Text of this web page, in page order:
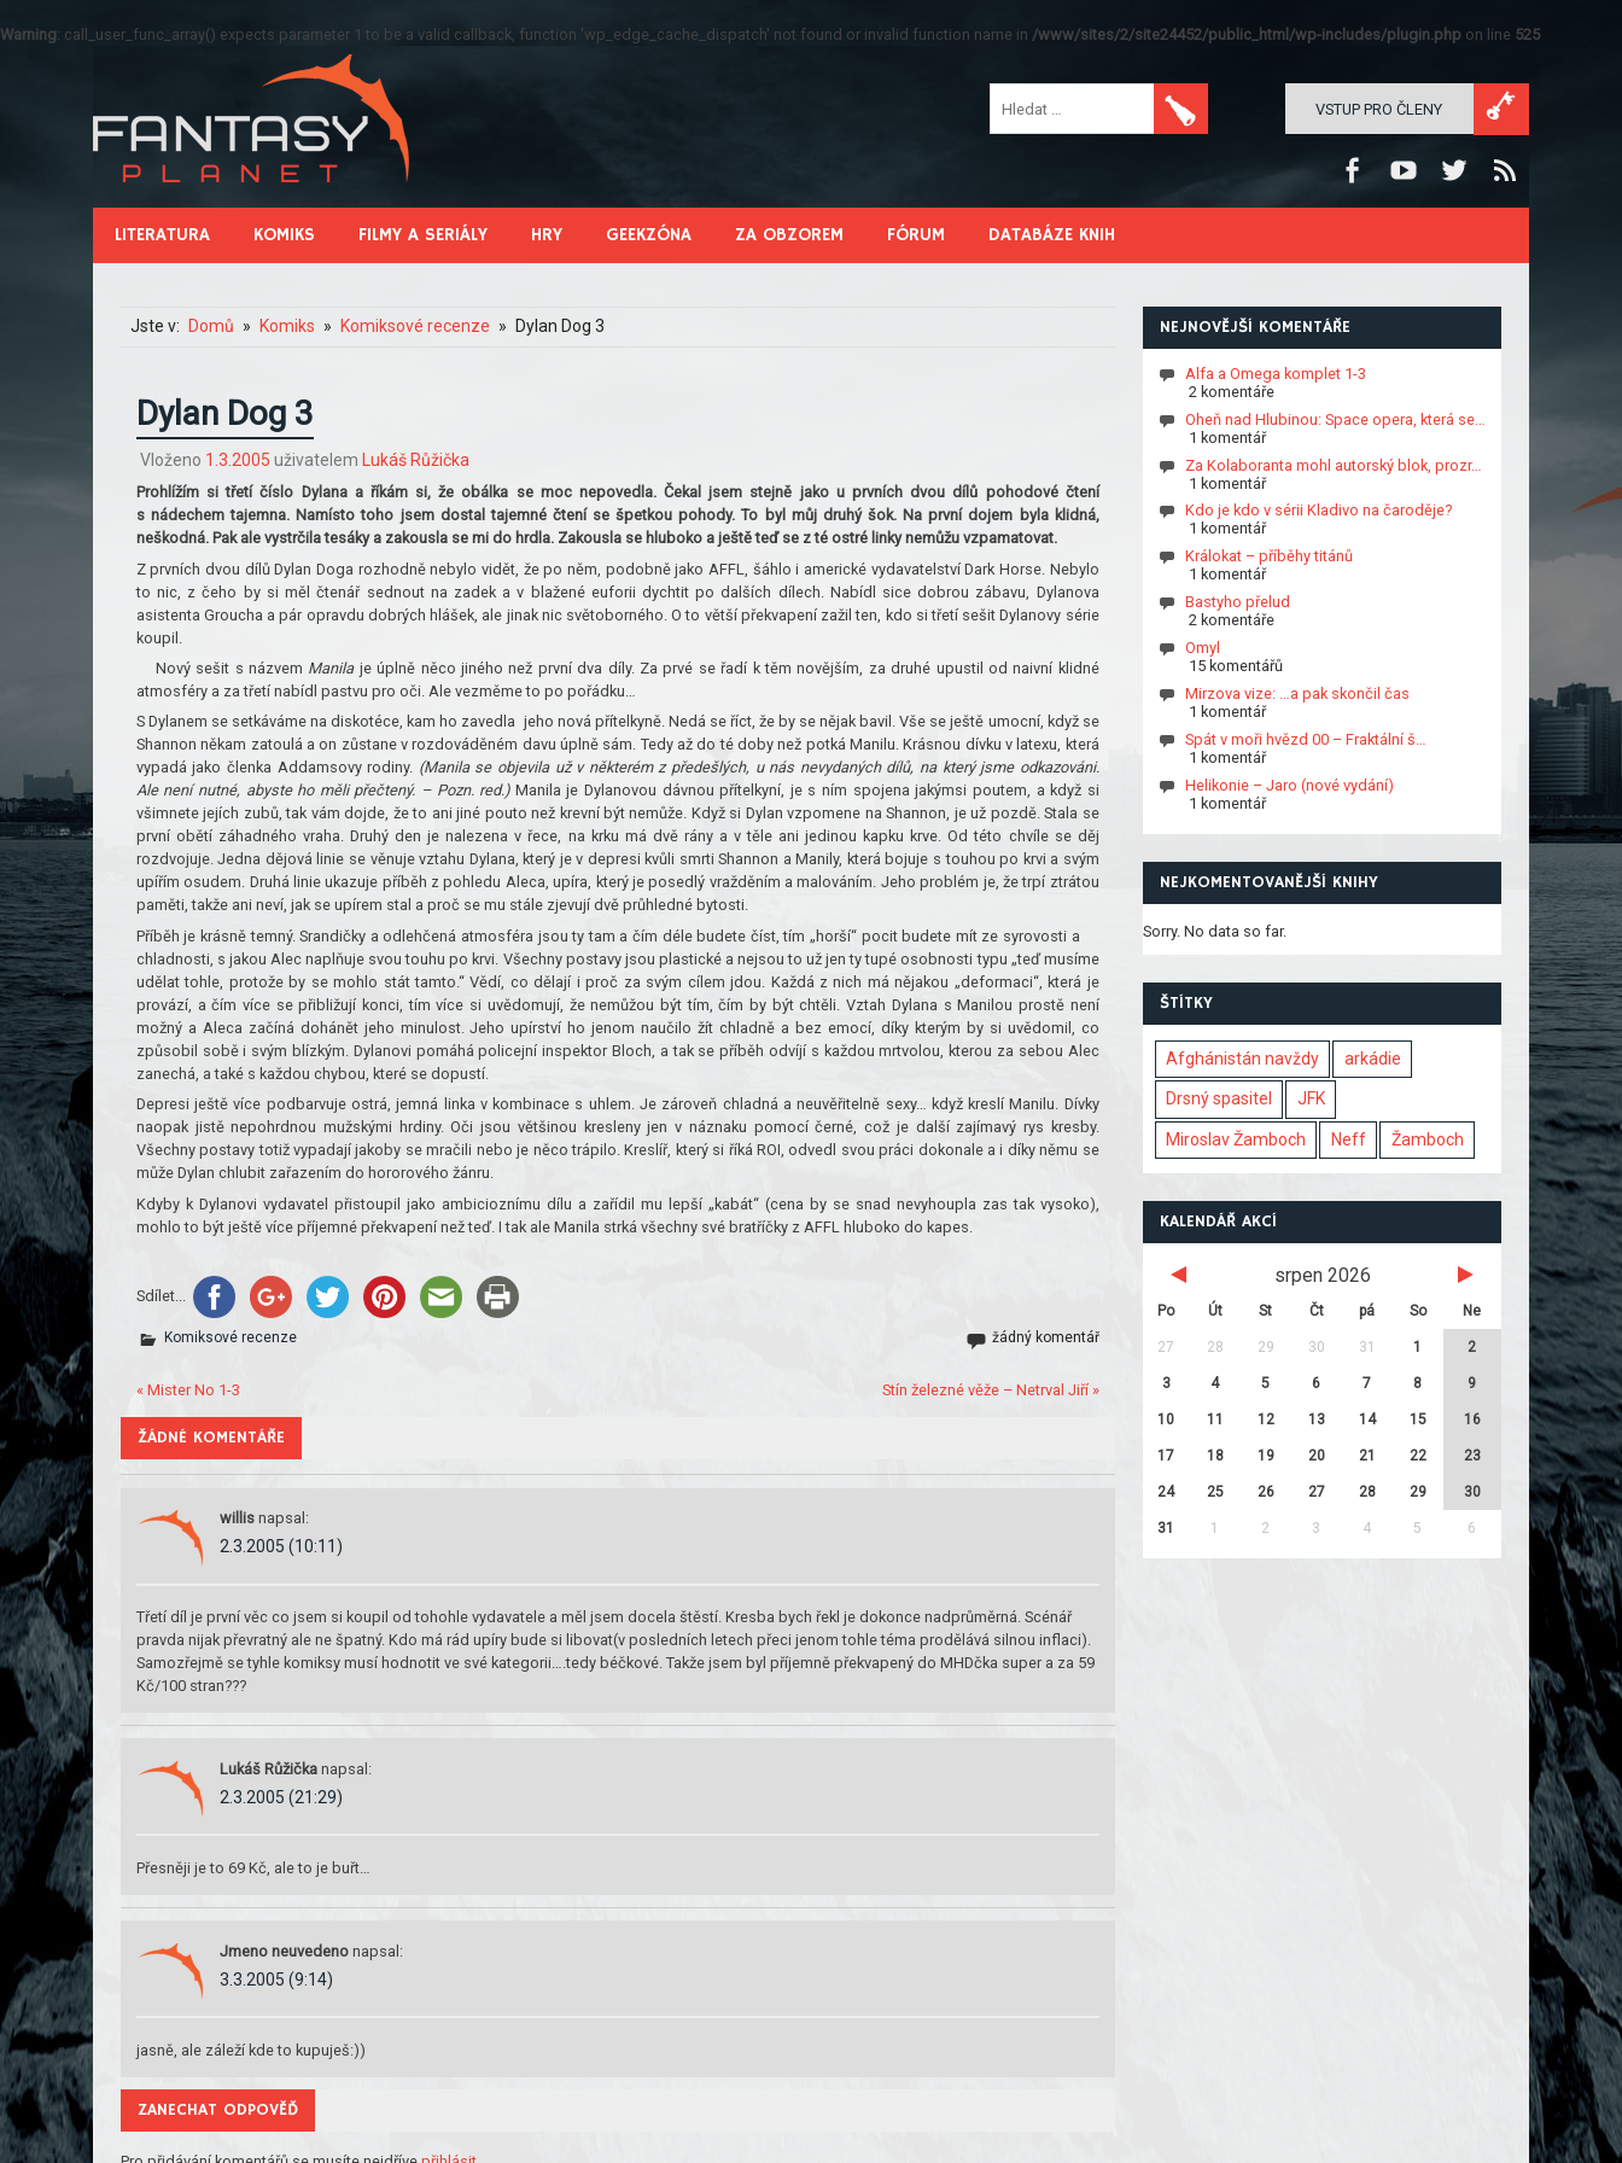
Warning: call_user_func_array() expects parameter 1 to be a valid callback, function 'wp_edge_cache_dispatch' not found or invalid function name in /www/sites/2/site24452/public_html/wp-includes/plugin.php on line 525
VSTUP PRO ČLENY
LITERATURA KOMIKS FILMY A SERIÁLY HRY GEEKZÓNA ZA OBZOREM FÓRUM DATABÁZE KNIH
Jste v: Domů Komiks Komiksové recenze Dylan Dog 3
Dylan Dog 3
Vloženo 1.3.2005 uživatelem Lukáš Růžička
Prohlížím si třetí číslo Dylana a říkám si, že obálka se moc nepovedla. Čekal jsem stejně jako u prvních dvou dílů pohodové čtení
s nádechem tajemna. Namísto toho jsem dostal tajemné čtení se špetkou pohody. To byl můj druhý šok. Na první dojem byla klidná,
neškodná. Pak ale vystrčila tesáky a zakousla se mi do hrdla. Zakousla se hluboko a ještě teď se z té ostré linky nemůžu vzpamatovat.
Z prvních dvou dílů Dylan Doga rozhodně nebylo vidět, že po něm, podobně jako AFFL, šáhlo i americké vydavatelství Dark Horse. Nebylo
to nic, z čeho by si měl čtenář sednout na zadek a v blažené euforii dychtit po dalších dílech. Nabídl sice dobrou zábavu, Dylanova
asistenta Groucha a pár opravdu dobrých hlášek, ale jinak nic světoborného. O to větší překvapení zažil ten, kdo si třetí sešit Dylanovy série
koupil.
Nový sešit s názvem Manilaje úplně něco jiného než první dva díly. Za prvé se řadí k těm novějším, za druhé upustil od naivní klidné
atmosféry a za třetí nabídl pastvu pro oči. Ale vezměme to po pořádku…
S Dylanem se setkáváme na diskotéce, kam ho zavedla jeho nová přítelkyně. Nedá se říct, že by se nějak bavil. Vše se ještě umocní, když se
Shannon někam zatoulá a on zůstane v rozdováděném davu úplně sám. Tedy až do té doby než potká Manilu. Krásnou dívku v latexu, která
vypadá jako členka Addamsovy rodiny. (Manila se objevila už v některém z předešlých, u nás nevydaných dílů, na který jsme odkazováni.
Ale není nutné, abyste ho měli přečtený. – Pozn. red.)Manila je Dylanovou dávnou přítelkyní, je s ním spojena jakýmsi poutem, a když si
všimnete jejích zubů, tak vám dojde, že to ani jiné pouto než krevní být nemůže. Když si Dylan vzpomene na Shannon, je už pozdě. Stala se
první obětí záhadného vraha. Druhý den je nalezena v řece, na krku má dvě rány a v těle ani jedinou kapku krve. Od této chvíle se děj
rozdvojuje. Jedna dějová linie se věnuje vztahu Dylana, který je v depresi kvůli smrti Shannon a Manily, která bojuje s touhou po krvi a svým
upířím osudem. Druhá linie ukazuje příběh z pohledu Aleca, upíra, který je posedlý vražděním a malováním. Jeho problém je, že trpí ztrátou
paměti, takže ani neví, jak se upírem stal a proč se mu stále zjevují dvě průhledné bytosti.
Příběh je krásně temný. Srandičky a odlehčená atmosféra jsou ty tam a čím déle budete číst, tím „horší“ pocit budete mít ze syrovosti a
chladnosti, s jakou Alec naplňuje svou touhu po krvi. Všechny postavy jsou plastické a nejsou to už jen ty tupé osobnosti typu „teď musíme
udělat tohle, protože by se mohlo stát tamto.“ Vědí, co dělají i proč za svým cílem jdou. Každá z nich má nějakou „deformaci“, která je
provází, a čím více se přibližují konci, tím více si uvědomují, že nemůžou být tím, čím by být chtěli. Vztah Dylana s Manilou prostě není
možný a Aleca začíná dohánět jeho minulost. Jeho upírství ho jenom naučilo žít chladně a bez emocí, díky kterým by si uvědomil, co
způsobil sobě i svým blízkým. Dylanovi pomáhá policejní inspektor Bloch, a tak se příběh odvíjí s každou mrtvolou, kterou za sebou Alec
zanechá, a také s každou chybou, které se dopustí.
Depresi ještě více podbarvuje ostrá, jemná linka v kombinace s uhlem. Je zároveň chladná a neuvěřitelně sexy… když kreslí Manilu. Dívky
naopak jistě nepohrdnou mužskými hrdiny. Oči jsou většinou kresleny jen v náznaku pomocí černé, což je další zajímavý rys kresby.
Všechny postavy totiž vypadají jakoby se mračili nebo je něco trápilo. Kreslíř, který si říká ROI, odvedl svou práci dokonale a i díky němu se
může Dylan chlubit zařazením do hororového žánru.
Kdyby k Dylanovi vydavatel přistoupil jako ambicioznímu dílu a zařídil mu lepší „kabát“ (cena by se snad nevyhoupla zas tak vysoko),
mohlo to být ještě více příjemné překvapení než teď. I tak ale Manila strká všechny své bratříčky z AFFL hluboko do kapes.
Sdílet...
Komiksové recenze žádný komentář
« Mister No 1-3 Stín železné věže – Netrval Jiří »
ŽÁDNÉ KOMENTÁŘE
willis napsal:
2.3.2005 (10:11)
Třetí díl je první věc co jsem si koupil od tohohle vydavatele a měl jsem docela štěstí. Kresba bych řekl je dokonce nadprůměrná. Scénář
pravda nijak převratný ale ne špatný. Kdo má rád upíry bude si libovat(v posledních letech přeci jenom tohle téma prodělává silnou inflaci).
Samozřejmě se tyhle komiksy musí hodnotit ve své kategorii….tedy béčkové. Takže jsem byl příjemně překvapený do MHDčka super a za 59
Kč/100 stran???
Lukáš Růžička napsal:
2.3.2005 (21:29)
Přesněji je to 69 Kč, ale to je buřt…
Jmeno neuvedeno napsal:
3.3.2005 (9:14)
jasně, ale záleží kde to kupuješ:))
ZANECHAT ODPOVĚĎ
NEJNOVĚJŠÍ KOMENTÁŘE
Alfa a Omega komplet 1-3
2 komentáře
Oheň nad Hlubinou: Space opera, která se…
1 komentář
Za Kolaboranta mohl autorský blok, prozr…
1 komentář
Kdo je kdo v sérii Kladivo na čaroděje?
1 komentář
Králokat – příběhy titánů
1 komentář
Bastyho přelud
2 komentáře
Omyl
15 komentářů
Mirzova vize: …a pak skončil čas
1 komentář
Spát v moři hvězd 00 – Fraktální š…
1 komentář
Helikonie – Jaro (nové vydání)
1 komentář
NEJKOMENTOVANĚJŠÍ KNIHY
Sorry. No data so far.
ŠTÍTKY
Afghánistán navždy arkádie
Drsný spasitel JFK
Miroslav Žamboch Neff Žamboch
KALENDÁŘ AKCÍ
srpen 2026
Po Út St Čt pá So Ne
27 28 29 30 31 1 2
3 4 5 6 7 8 9
10 11 12 13 14 15 16
17 18 19 20 21 22 23
24 25 26 27 28 29 30
31 1 2 3 4 5 6